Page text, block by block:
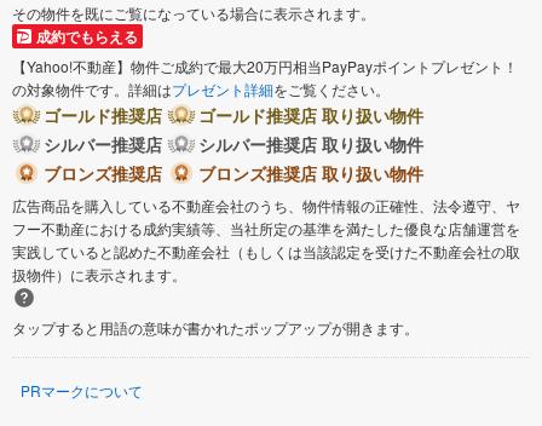
その物件を既にご覧になっている場合に表示されます。
成約でもらえる
【Yahoo!不動産】物件ご成約で最大20万円相当PayPayポイントプレゼント！
の対象物件です。詳細はプレゼント詳細をご覧ください。
ゴールド推奨店
ゴールド推奨店 取り扱い物件
シルバー推奨店
シルバー推奨店 取り扱い物件
ブロンズ推奨店
ブロンズ推奨店 取り扱い物件
広告商品を購入している不動産会社のうち、物件情報の正確性、法令遵守、ヤ
フー不動産における成約実績等、当社所定の基準を満たした優良な店舗運営を
実践していると認めた不動産会社（もしくは当該認定を受けた不動産会社の取
扱物件）に表示されます。
タップすると用語の意味が書かれたポップアップが開きます。
PRマークについて